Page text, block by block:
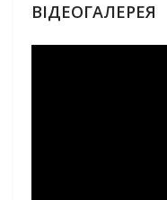
ВІДЕОГАЛЕРЕЯ